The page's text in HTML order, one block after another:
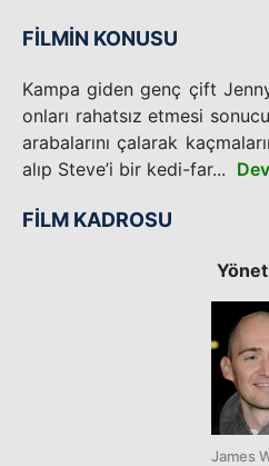
FİLMİN KONUSU
Kampa giden genç çift
onları rahatsız etmesi
arabalarını çalarak
alıp Steve’i bir kedi-far...
FİLM KADROSU
James